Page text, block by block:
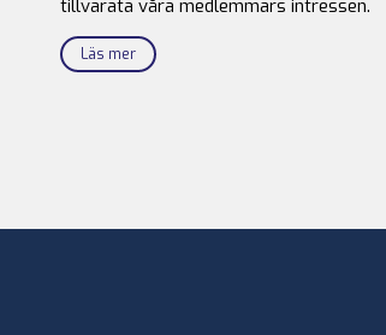
tillvarata våra medlemmars intressen.
Läs mer